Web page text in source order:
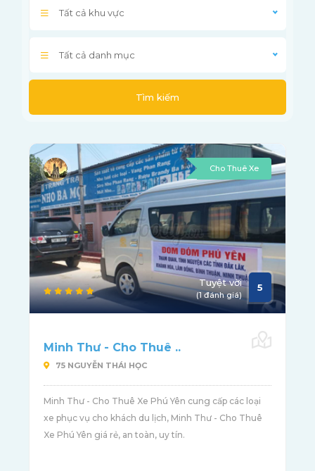
Tất cả khu vực
Tất cả danh mục
Tìm kiếm
Cho Thuê Xe
Tuyệt vời
(1 đánh giá)
5
Minh Thư - Cho Thuê ..
75 NGUYỄN THÁI HỌC
Minh Thư - Cho Thuê Xe Phú Yên cung cấp các loại
xe phục vụ cho khách du lịch, Minh Thư - Cho Thuê
Xe Phú Yên giá rẻ, an toàn, uy tín.